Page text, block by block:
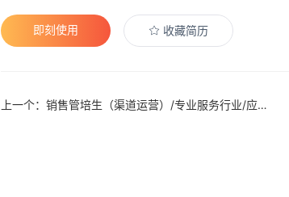
即刻使用 收藏简历
上一个：销售管培生（渠道运营）/专业服务行业/应届生简历模板